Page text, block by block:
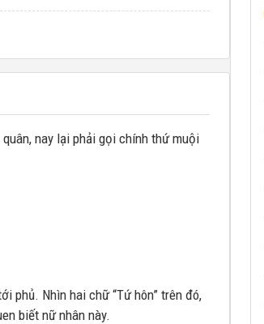
nay lại phải gọi chính thứ muội
phủ. Nhìn hai chữ “Tứ hôn” trên đó,
biết nữ nhân này.